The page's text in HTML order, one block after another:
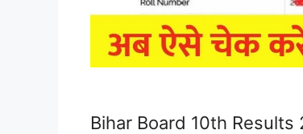
Bihar Board 10th Results